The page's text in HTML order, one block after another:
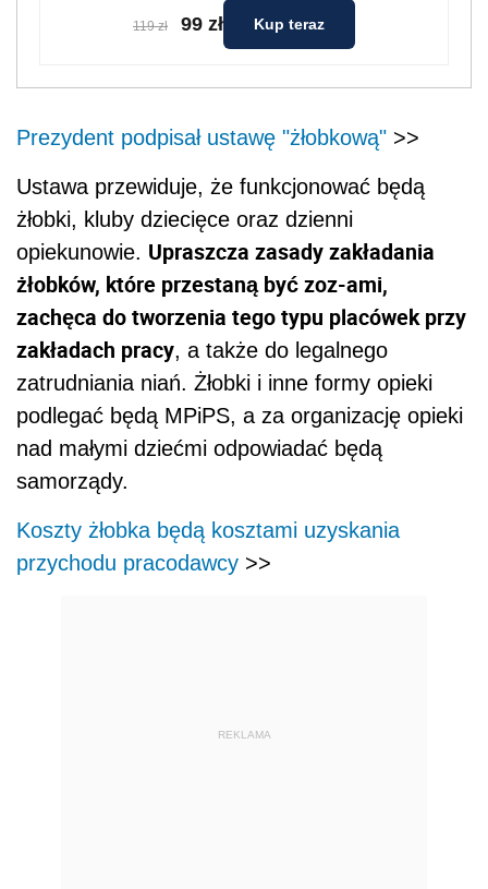
119 zł 99 zł Kup teraz
Prezydent podpisał ustawę "żłobkową" >>
Ustawa przewiduje, że funkcjonować będą
żłobki, kluby dziecięce oraz dzienni
opiekunowie. Upraszcza zasady zakładania
żłobków, które przestaną być zoz-ami,
zachęca do tworzenia tego typu placówek przy
zakładach pracy, a także do legalnego
zatrudniania niań. Żłobki i inne formy opieki
podlegać będą MPiPS, a za organizację opieki
nad małymi dziećmi odpowiadać będą
samorządy.
Koszty żłobka będą kosztami uzyskania
przychodu pracodawcy >>
REKLAMA